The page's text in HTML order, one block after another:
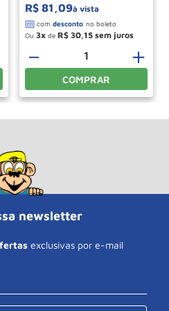
R$ 81 ,09à vista
Ou 3 de R$ 30 15
＋
－
COMPRAR
newsletter
exclusivas por e-mail